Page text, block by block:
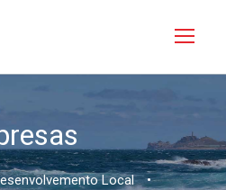
Local •